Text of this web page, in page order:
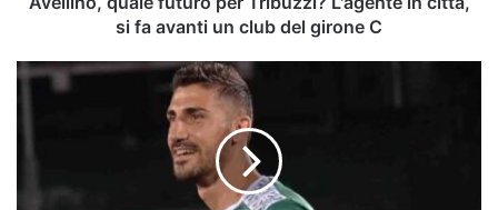
club
si fa avanti un club del girone C
Turris,